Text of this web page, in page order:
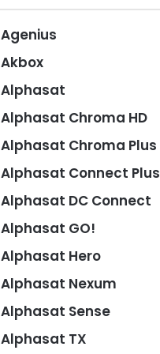
Agenius
Akbox
Alphasat
Alphasat Chroma HD
Alphasat Chroma Plus
Alphasat Connect Plus
Alphasat DC Connect
Alphasat GO!
Alphasat Hero
Alphasat Nexum
Alphasat Sense
Alphasat TX